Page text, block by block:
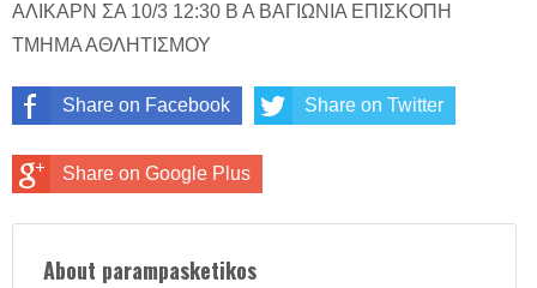
ΑΛΙΚΑΡΝ ΣΑ 10/3 12:30 Β Α ΒΑΓΙΩΝΙΑ ΕΠΙΣΚΟΠΗ
ΤΜΗΜΑ ΑΘΛΗΤΙΣΜΟΥ
Share on Facebook Share on Twitter
Share on Google Plus
About parampasketikos